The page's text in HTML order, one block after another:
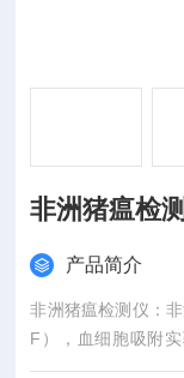
非洲猪瘟检
产品简介
非洲猪瘟检测仪：
F），血细胞吸附
法。聚合酶链式反